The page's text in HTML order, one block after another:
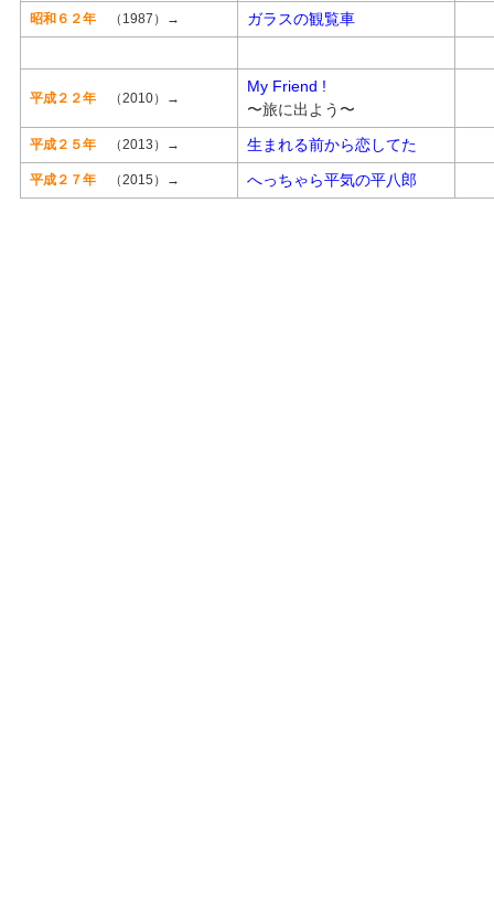
昭和６２年 （1987）→ ガラスの観覧車
平成２２年 （2010）→
My Friend !
〜旅に出よう〜
平成２５年 （2013）→ 生まれる前から恋してた
平成２７年 （2015）→ へっちゃら平気の平八郎